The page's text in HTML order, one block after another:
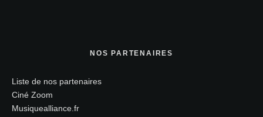
NOS PARTENAIRES
Liste de nos partenaires
Ciné Zoom
Musiquealliance.fr